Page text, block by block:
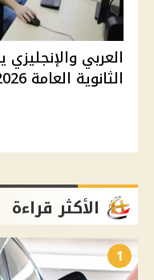
العربي
الثانوية العامة 2026 وتأثيرهما ع...
الأكثر قراءة
1